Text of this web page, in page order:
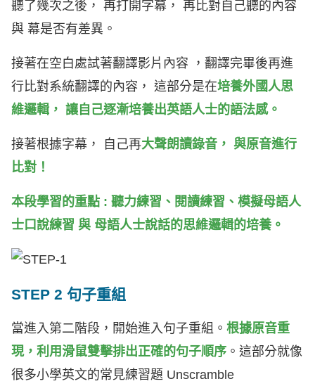
聽了幾次之後， 再打開字幕， 再比對自己聽的內容
與 幕是否有差異。
接著在空白處試著翻譯影片內容 ，翻譯完畢後再進
行比對系統翻譯的內容， 這部分是在培養外國人思
維邏輯， 讓自己逐漸培養出英語人士的語法感。
接著根據字幕， 自己再大聲朗讀錄音， 與原音進行
比對！
本段學習的重點 : 聽力練習、閱讀練習、模擬母語人
士口說練習 與 母語人士說話的思維邏輯的培養。
STEP 2 句子重組
當進入第二階段，開始進入句子重組。 根據原音重
現，利用滑鼠雙擊排出正確的句子順序 。這部分就像
很多小學英文的常見練習題 Unscramble